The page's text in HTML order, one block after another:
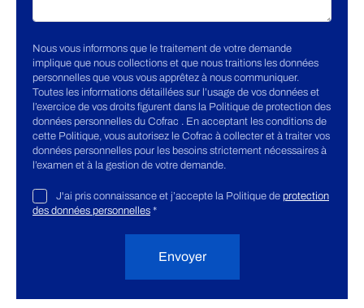
Nous vous informons que le traitement de votre demande
implique que nous collections et que nous traitions les données
personnelles que vous vous apprêtez à nous communiquer.
Toutes les informations détaillées sur l’usage de vos données et
l’exercice de vos droits figurent dans la Politique de protection des
données personnelles du Cofrac . En acceptant les conditions de
cette Politique, vous autorisez le Cofrac à collecter et à traiter vos
données personnelles pour les besoins strictement nécessaires à
l’examen et à la gestion de votre demande.
J'ai pris connaissance et j’accepte la Politique de protection
des données personnelles *
Envoyer